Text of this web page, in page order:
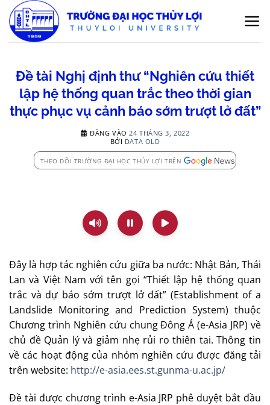
qua
nội
Đề tài Nghị định thư “Nghiên cứu thiết
lập hệ thống quan trắc theo thời gian
thực phục vụ cảnh báo sớm trượt lở đất”
ĐĂNG VÀO 24 THÁNG 3, 2022
BỞI DATA OLD
THEO DÕI TRƯỜNG ĐẠI HỌC THỦY LỢI TRÊN
Đây là hợp tác nghiên cứu giữa ba nước: Nhật Bản, Thái
Lan và Việt Nam với tên gọi “Thiết lập hệ thống quan
trắc và dự báo sớm trượt lở đất” (Establishment of a
Landslide Monitoring and Prediction System) thuộc
Chương trình Nghiên cứu chung Đông Á (e-Asia JRP) về
chủ đề Quản lý và giảm nhẹ rủi ro thiên tai. Thông tin
về các hoạt động của nhóm nghiên cứu được đăng tải
trên website: http://e-asia.ees.st.gunma-u.ac.jp/
Đề tài được chương trình e-Asia JRP phê duyệt bắt đầu